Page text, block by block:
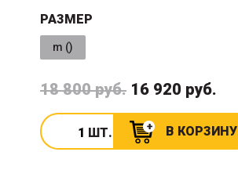
РАЗМЕР
m ()
18 800 руб. 16 920 руб.
ШТ. В КОРЗИНУ